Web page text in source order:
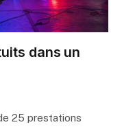
dans un
25 prestations